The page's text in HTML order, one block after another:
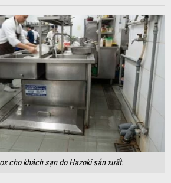
cho khách sạn do Hazoki sản xuất.